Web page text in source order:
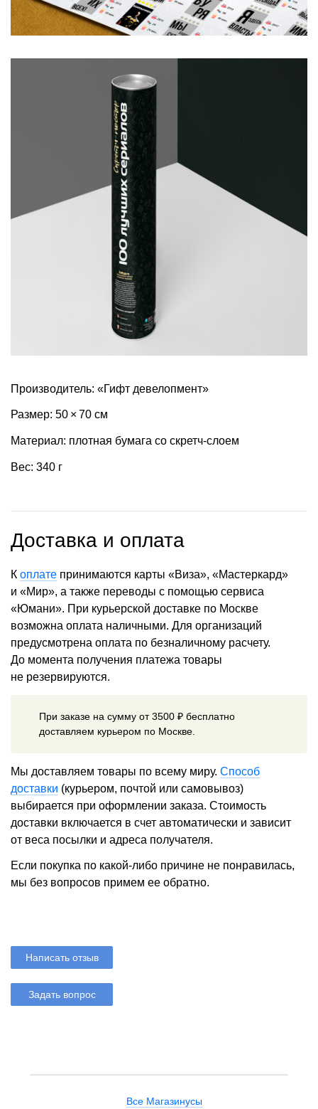
Производитель: «Гифт девелопмент»
Размер: 50 × 70 см
Материал: плотная бумага со скретч-слоем
Вес: 340 г
Доставка и оплата
К оплате принимаются карты «Виза», «Мастеркард»
и «Мир», а также переводы с помощью сервиса
«Юмани». При курьерской доставке по Москве
возможна оплата наличными. Для организаций
предусмотрена оплата по безналичному расчету.
До момента получения платежа товары
не резервируются.
При заказе на сумму от 3500 ₽ бесплатно
доставляем курьером по Москве.
Мы доставляем товары по всему миру. Способ
доставки (курьером, почтой или самовывоз)
выбирается при оформлении заказа. Стоимость
доставки включается в счет автоматически и зависит
от веса посылки и адреса получателя.
Если покупка по какой-либо причине не понравилась,
мы без вопросов примем ее обратно.
Написать отзыв
Задать вопрос
Все Магазинусы